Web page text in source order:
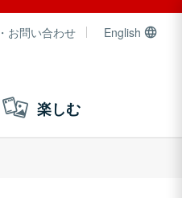
お問い合わせ English
楽しむ